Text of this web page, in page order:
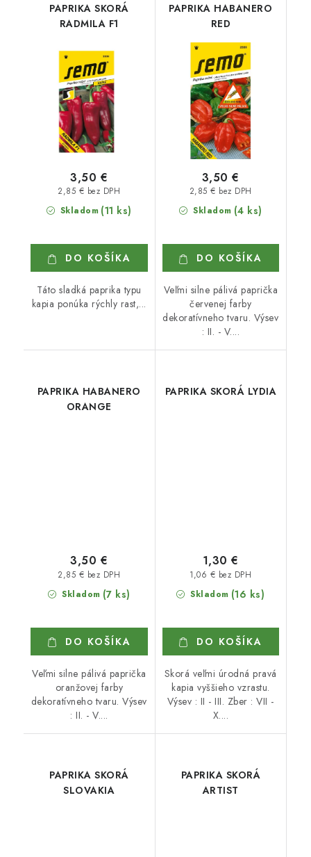
PAPRIKA SKORÁ
RADMILA F1
Skladom (11 ks)
2,85 € bez DPH
3,50 €
DO KOŠÍKA
Táto sladká paprika typu
kapia ponúka rýchly rast,...
PAPRIKA HABANERO
RED
Skladom (4 ks)
2,85 € bez DPH
3,50 €
DO KOŠÍKA
Veľmi silne pálivá paprička
červenej farby
dekoratívneho tvaru. Výsev
: II. - V....
PAPRIKA HABANERO
ORANGE
Skladom (7 ks)
2,85 € bez DPH
3,50 €
DO KOŠÍKA
Veľmi silne pálivá paprička
oranžovej farby
dekoratívneho tvaru. Výsev
: II. - V....
PAPRIKA SKORÁ LYDIA
Skladom (16 ks)
1,06 € bez DPH
1,30 €
DO KOŠÍKA
Skorá veľmi úrodná pravá
kapia vyššieho vzrastu.
Výsev : II - III. Zber : VII -
X....
PAPRIKA SKORÁ
SLOVAKIA
PAPRIKA SKORÁ
ARTIST